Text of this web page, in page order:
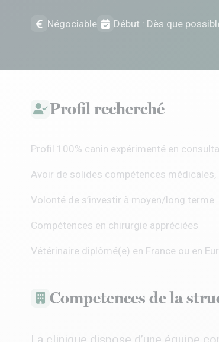
Négociable Début : Dès que
Profil recherché
Profil 100% canin expérimenté en
Avoir de solides compétences
Volonté de s’investir à moyen/long terme
Compétences en chirurgie appréciées
Vétérinaire diplômé(e) en France ou en
Competences de la